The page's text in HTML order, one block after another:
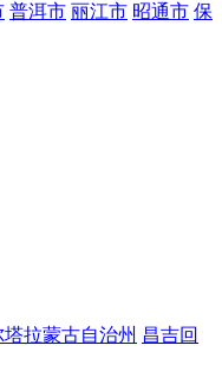
普洱市 丽江市 昭通市 保
塔拉蒙古自治州 昌吉回